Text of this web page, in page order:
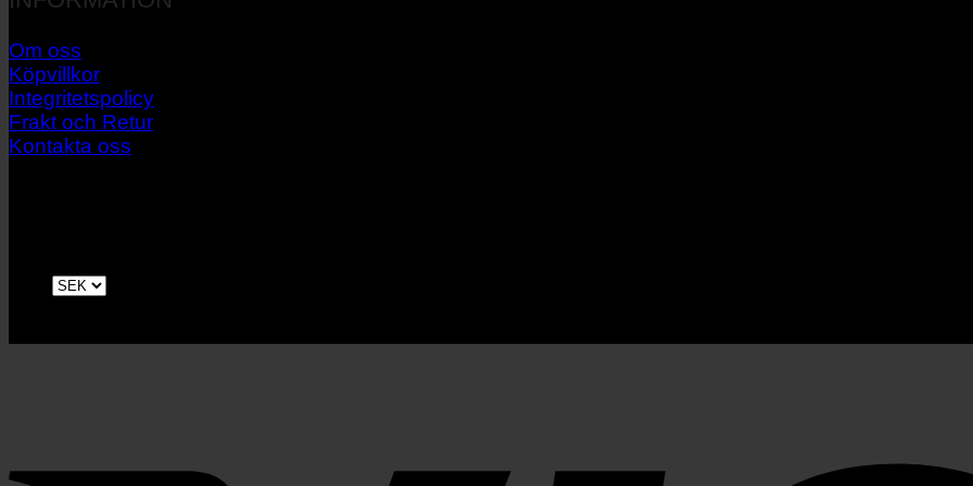
Om oss
Köpvillkor
Integritetspolicy
Frakt och Retur
Kontakta oss